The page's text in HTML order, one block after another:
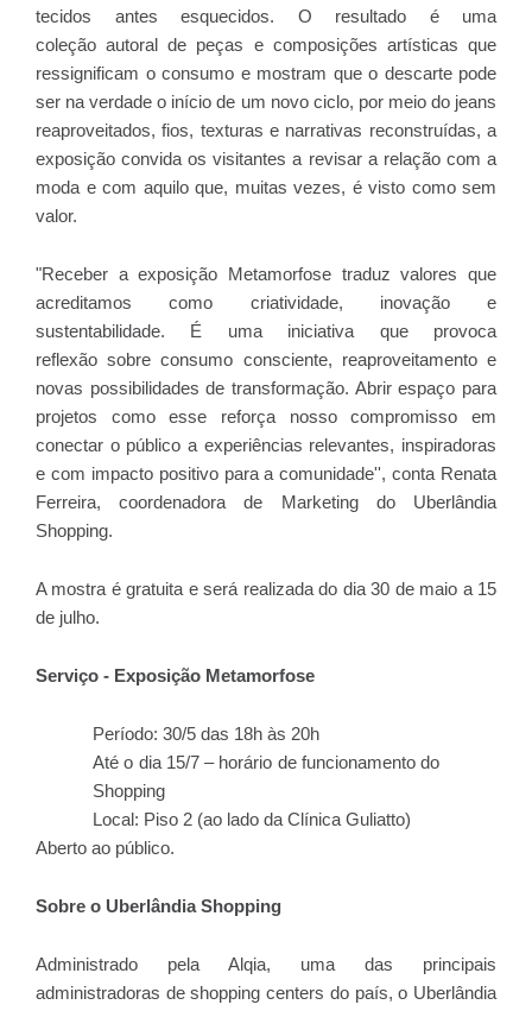
tecidos antes esquecidos. O resultado é uma
coleção autoral de peças e composições artísticas que
ressignificam o consumo e mostram que o descarte pode
ser na verdade o início de um novo ciclo, por meio do jeans
reaproveitados, fios, texturas e narrativas reconstruídas, a
exposição convida os visitantes a revisar a relação com a
moda e com aquilo que, muitas vezes, é visto como sem
valor.
"Receber a exposição Metamorfose traduz valores que
acreditamos como criatividade, inovação e
sustentabilidade. É uma iniciativa que provoca
reflexão sobre consumo consciente, reaproveitamento e
novas possibilidades de transformação. Abrir espaço para
projetos como esse reforça nosso compromisso em
conectar o público a experiências relevantes, inspiradoras
e com impacto positivo para a comunidade'', conta Renata
Ferreira, coordenadora de Marketing do Uberlândia
Shopping.
A mostra é gratuita e será realizada do dia 30 de maio a 15
de julho.
Serviço - Exposição Metamorfose
Período: 30/5 das 18h às 20h
Até o dia 15/7 – horário de funcionamento do
Shopping
Local: Piso 2 (ao lado da Clínica Guliatto)
Aberto ao público.
Sobre o Uberlândia Shopping
Administrado pela Alqia, uma das principais
administradoras de shopping centers do país, o Uberlândia